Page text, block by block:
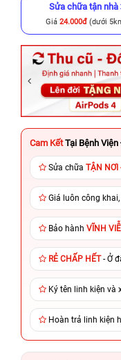
Sửa chữa tận nhà
Giá 24.000đ(dưới
Cam Kết Tại Bệnh
Sửa chữa TẬN NƠI
Giá luôn công
Bảo hành VĨNH
RẺ CHẤP HẾT- Ở
Ký tên linh kiện và
Hoàn trả linh kiện